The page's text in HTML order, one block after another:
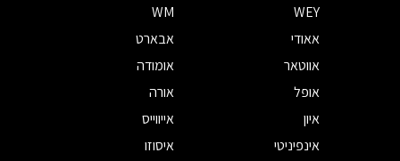
WEY
WM
אאודי
אבארט
אווטאר
אומודה
אופל
אורה
איון
אייווייס
אינפיניטי
איסוזו